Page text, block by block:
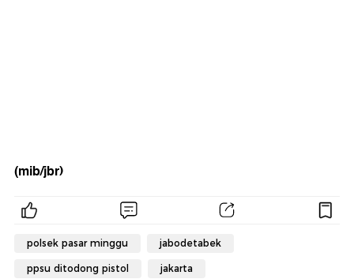
(mib/jbr)
polsek pasar minggu jabodetabek
ppsu ditodong pistol jakarta